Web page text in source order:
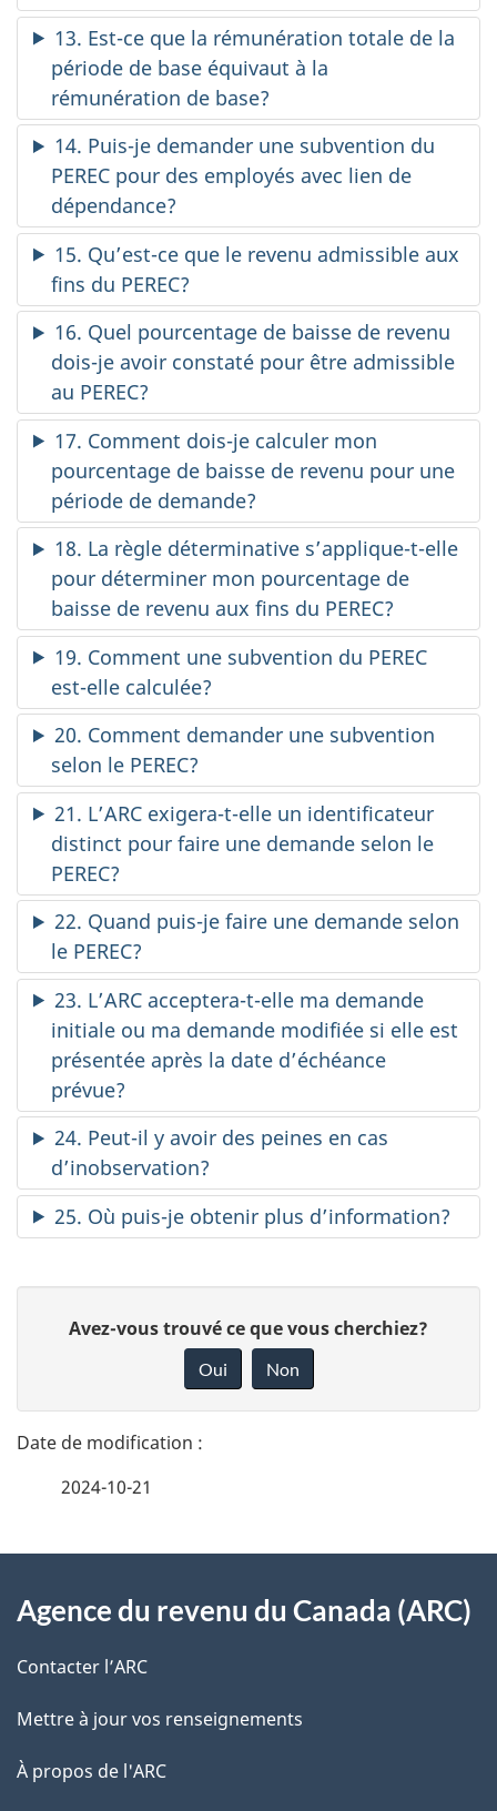
13. Est-ce que la rémunération totale de la
période de base équivaut à la
rémunération de base?
14. Puis-je demander une subvention du
PEREC pour des employés avec lien de
dépendance?
15. Qu’est-ce que le revenu admissible aux
fins du PEREC?
16. Quel pourcentage de baisse de revenu
dois-je avoir constaté pour être admissible
au PEREC?
17. Comment dois-je calculer mon
pourcentage de baisse de revenu pour une
période de demande?
18. La règle déterminative s’applique-t-elle
pour déterminer mon pourcentage de
baisse de revenu aux fins du PEREC?
19. Comment une subvention du PEREC
est-elle calculée?
20. Comment demander une subvention
selon le PEREC?
21. L’ARC exigera-t-elle un identificateur
distinct pour faire une demande selon le
PEREC?
22. Quand puis-je faire une demande selon
le PEREC?
23. L’ARC acceptera-t-elle ma demande
initiale ou ma demande modifiée si elle est
présentée après la date d’échéance
prévue?
24. Peut-il y avoir des peines en cas
d’inobservation?
25. Où puis-je obtenir plus d’information?
t
a
l
s
l
a
n
o
t
r
e
é
t
Avez-vous trouvé ce que vous cherchiez?
Oui Non
2024-10-21
propos
de
ce
site
Agence du revenu du Canada (ARC)
Contacter l’ARC
Mettre à jour vos renseignements
À propos de l'ARC